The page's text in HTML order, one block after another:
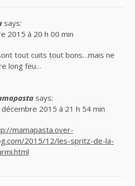
says:
2015 à 20 h 00 min
tout cuits tout bons…mais ne
long feu…
says:
2015 à 21 h 54 min
mamapasta.over-
2015/12/les-spritz-de-la-